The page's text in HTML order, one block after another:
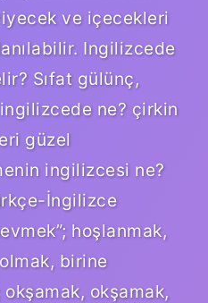
ve içecekleri
Ingilizcede
Sıfat gülünç,
ne? çirkin
güzel
ingilizcesi ne?
İngilizce
hoşlanmak,
birine
okşamak,